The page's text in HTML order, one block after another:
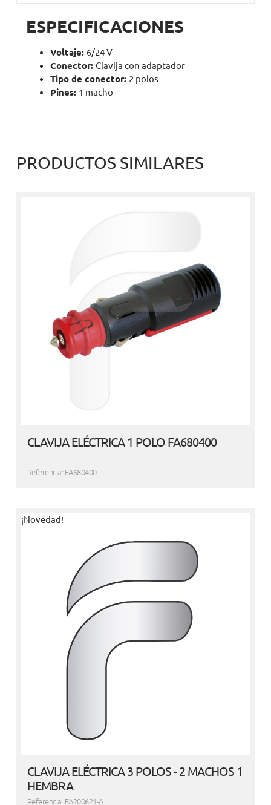
ESPECIFICACIONES
Voltaje: 6/24 V
Conector: Clavija con adaptador
Tipo de conector: 2 polos
Pines: 1 macho
PRODUCTOS SIMILARES
CLAVIJA ELÉCTRICA 1 POLO FA680400
Referencia: FA680400
¡Novedad!
CLAVIJA ELÉCTRICA 3 POLOS - 2 MACHOS 1
HEMBRA
Referencia: FA200621-A